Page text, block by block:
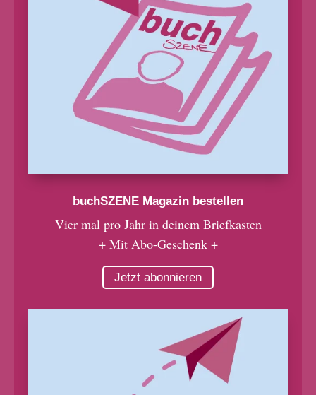
buchSZENE Magazin bestellen
Vier mal pro Jahr in deinem Briefkasten
+ Mit Abo-Geschenk +
Jetzt abonnieren